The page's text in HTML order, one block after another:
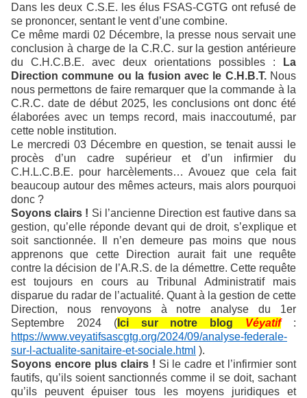
Dans les deux C.S.E. les élus FSAS-CGTG ont refusé de
se prononcer, sentant le vent d’une combine.
Ce même mardi 02 Décembre, la presse nous servait une
conclusion à charge de la C.R.C. sur la gestion antérieure
du C.H.C.B.E. avec deux orientations possibles :
La
Direction commune ou la fusion avec le C.H.B.T. Nous
nous permettons de faire remarquer que la commande à la
C.R.C. date de début 2025, les conclusions ont donc été
élaborées avec un temps record, mais inaccoutumé, par
cette noble institution.
Le mercredi 03 Décembre en question, se tenait aussi le
procès d’un cadre supérieur et d’un infirmier du
C.H.L.C.B.E. pour harcèlements… Avouez que cela fait
beaucoup autour des mêmes acteurs, mais alors pourquoi
donc ?
Soyons clairs ! Si l’ancienne Direction est fautive dans sa
gestion, qu’elle réponde devant qui de droit, s’explique et
soit sanctionnée. Il n’en demeure pas moins que nous
apprenons que cette Direction aurait fait une requête
contre la décision de l’A.R.S. de la démettre. Cette requête
est toujours en cours au Tribunal Administratif mais
disparue du radar de l’actualité. Quant à la gestion de cette
Direction, nous renvoyons à notre analyse du 1er
Septembre 2024 (Ici sur notre blog Véyatif:
https://www.veyatifsascgtg.org/2024/09/analyse-federale-
sur-l-actualite-sanitaire-et-sociale.html ).
Soyons encore plus clairs ! Si le cadre et l’infirmier sont
fautifs, qu’ils soient sanctionnés comme il se doit, sachant
qu’ils peuvent épuiser tous les moyens juridiques et